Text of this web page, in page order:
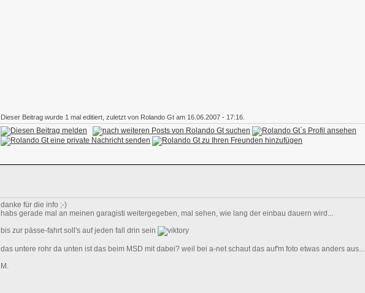
Dieser Beitrag wurde 1 mal editiert, zuletzt von Rolando Gt am 16.06.2007 - 17:16.
danke für die info ;-)
habs gerade mal an meinen garagisti weitergegeben, mal sehen, wie lang der einbau dauern wird...
bis zur pässe-fahrt soll's auf jeden fall drin sein
das untere rohr da unten ist das beim MSD mit dabei? weil bei a-net schaut das auf'm foto etwas anders aus...
M.